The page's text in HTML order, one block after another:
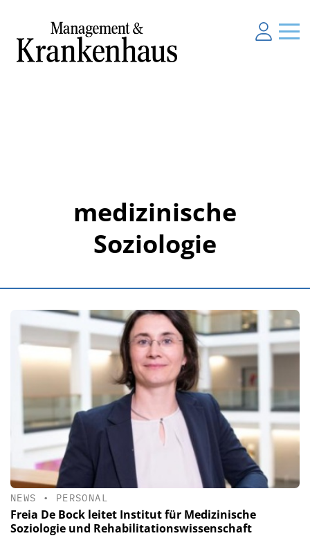
medizinische
Soziologie
NEWS • PERSONAL
Freia De Bock leitet Institut für Medizinische
Soziologie und Rehabilitationswissenschaft